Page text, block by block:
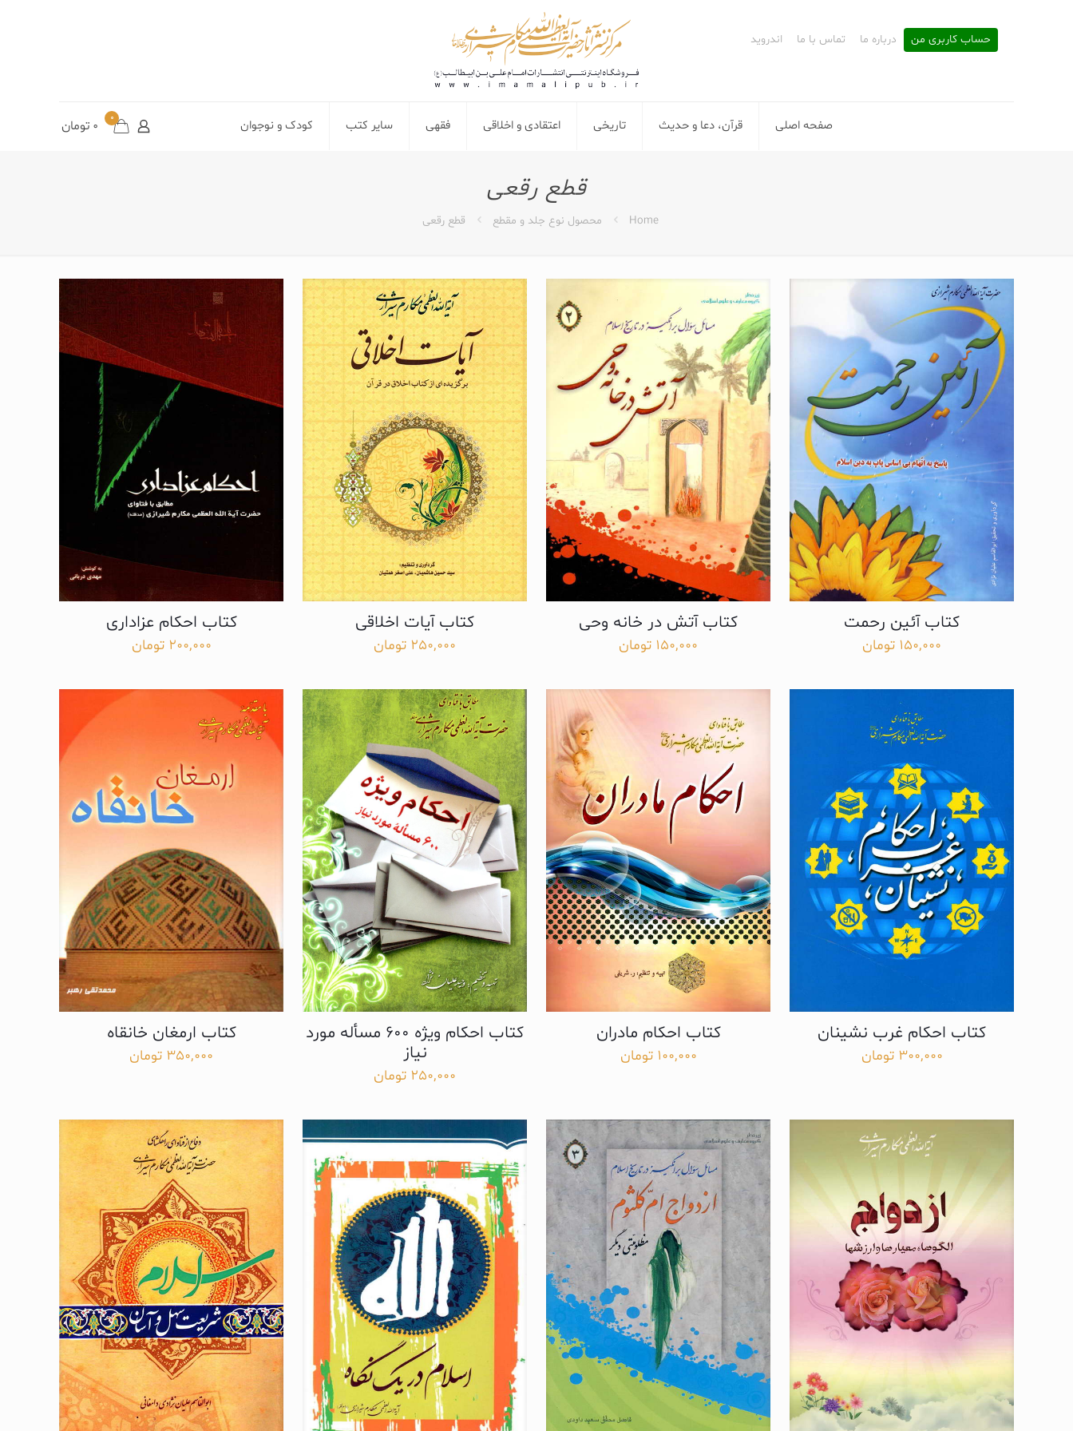
صفحه اصلی قرآن، دعا و حدیث تاریخی اعتقادی و اخلاقی فقهی سایر کتب کودک و نوجوان
حساب کاربری من درباره ما تماس با ما اندروید
0
0 تومان
قطع رقعی
Home محصول نوع جلد و مقطع قطع رقعی
کتاب آئین رحمت
150,000 تومان
کتاب آتش در خانه وحی
150,000 تومان
کتاب آیات اخلاقی
250,000 تومان
کتاب احکام عزاداری
200,000 تومان
کتاب احکام غرب نشینان
300,000 تومان
کتاب احکام مادران
100,000 تومان
کتاب احکام ویژه 600 مسأله مورد
نیاز
250,000 تومان
کتاب ارمغان خانقاه
350,000 تومان